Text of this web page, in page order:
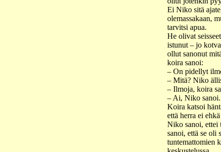
Ei Niko sitä
olemassakaan,
tarvitsi apua.
He olivat
istunut – jo
ollut sanonut
koira sanoi:
– On pidellyt
– Mitä? Niko
– Ilmoja, koira
– Ai, Niko sanoi.
Koira katsoi
että herra ei
Niko sanoi, ettei
sanoi, että se oli
tuntemattomien